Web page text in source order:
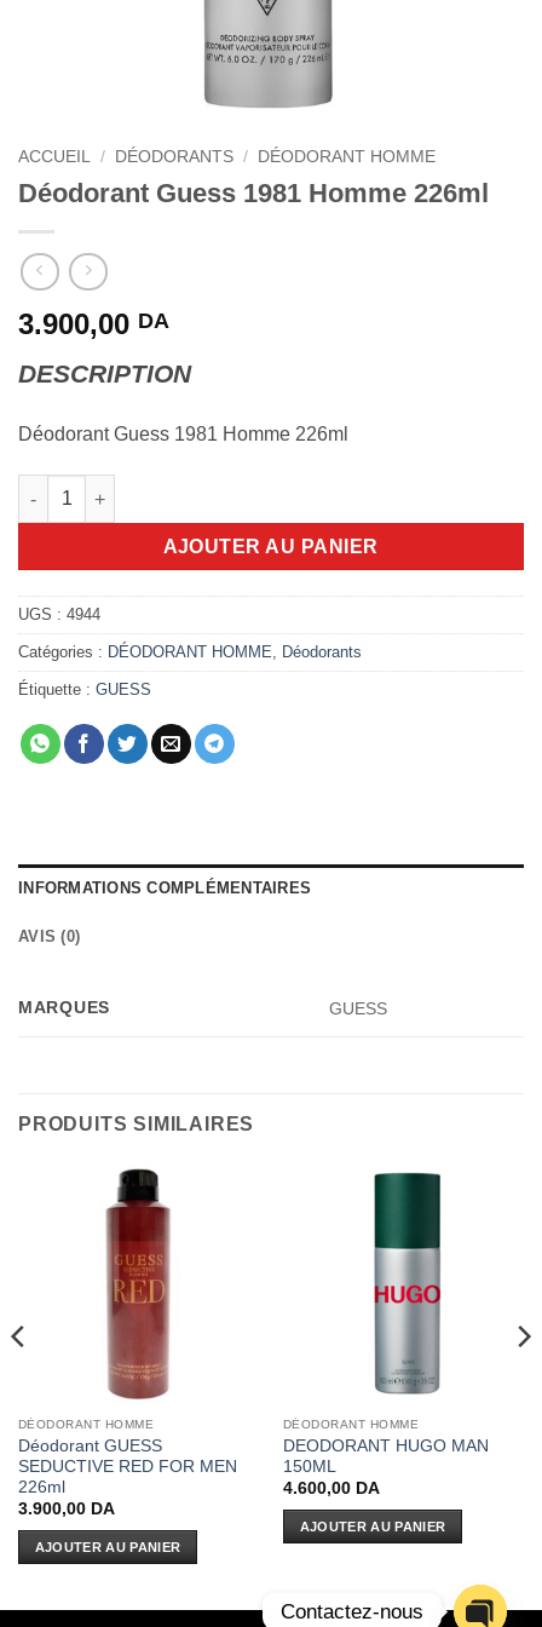
ACCUEIL / DÉODORANTS / DÉODORANT HOMME
Déodorant Guess 1981 Homme 226ml
3.900,00 DA
DESCRIPTION
Déodorant Guess 1981 Homme 226ml
quantité de Déodorant Guess 1981 Homme 226ml
AJOUTER AU PANIER
UGS : 4944
Catégories : DÉODORANT HOMME Déodorants
Étiquette : GUESS
INFORMATIONS COMPLÉMENTAIRES
AVIS (0)
MARQUES GUESS
PRODUITS SIMILAIRES
DÉODORANT HOMME
Déodorant GUESS
SEDUCTIVE RED FOR MEN
226ml
3.900,00 DA
AJOUTER AU PANIER
DÉODORANT HOMME
DEODORANT HUGO MAN
150ML
4.600,00 DA
AJOUTER AU PANIER
Contactez-nous